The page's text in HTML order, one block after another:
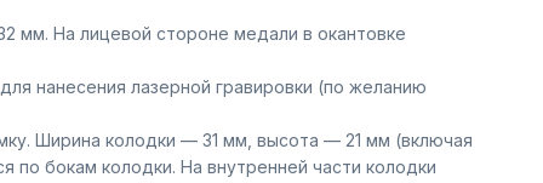
мм. На лицевой стороне медали в окантовке
нанесения лазерной гравировки (по желанию
Ширина колодки — 31 мм, высота — 21 мм (включая
бокам колодки. На внутренней части колодки